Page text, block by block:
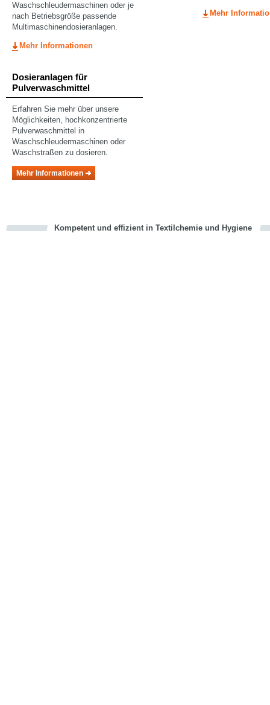
Waschschleudermaschinen oder je
nach Betriebsgröße passende
Multimaschinendosieranlagen.
Mehr Informationen
Dosieranlagen für
Pulverwaschmittel
Erfahren Sie mehr über unsere
Möglichkeiten, hochkonzentrierte
Pulverwaschmittel in
Waschschleudermaschinen oder
Waschstraßen zu dosieren.
Mehr Informationen
Mehr
Kompetent und effizient in Textilchemie und Hygiene